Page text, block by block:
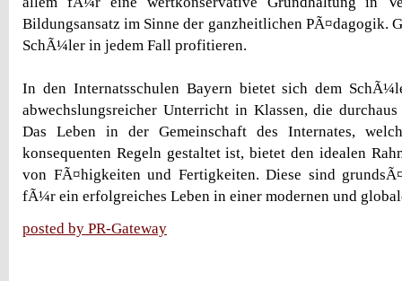
Bildungsansatz im Sinne der ganzheitlichen PÃ¤dagogik.
SchÃ¼ler in jedem Fall profitieren.
In den Internatsschulen Bayern bietet sich dem
abwechslungsreicher Unterricht in Klassen, die
Das Leben in der Gemeinschaft des Internates,
konsequenten Regeln gestaltet ist, bietet den idealen
von FÃ¤higkeiten und Fertigkeiten. Diese sind
fÃ¼r ein erfolgreiches Leben in einer modernen und
posted by PR-Gateway